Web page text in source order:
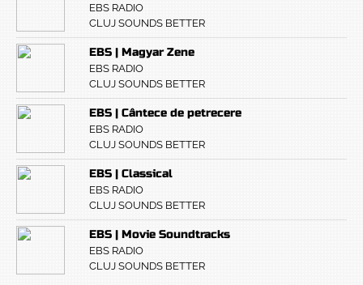
EBS RADIO
CLUJ SOUNDS BETTER
EBS | Magyar Zene
EBS RADIO
CLUJ SOUNDS BETTER
EBS | Cântece de petrecere
EBS RADIO
CLUJ SOUNDS BETTER
EBS | Classical
EBS RADIO
CLUJ SOUNDS BETTER
EBS | Movie Soundtracks
EBS RADIO
CLUJ SOUNDS BETTER